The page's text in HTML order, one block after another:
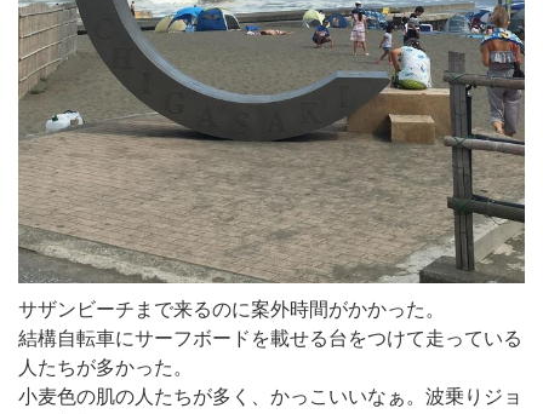
サザンビーチまで来るのに案外時間がかかった。
結構自転車にサーフボードを載せる台をつけて走っている
人たちが多かった。
小麦色の肌の人たちが多く、かっこいいなぁ。波乗りジョ